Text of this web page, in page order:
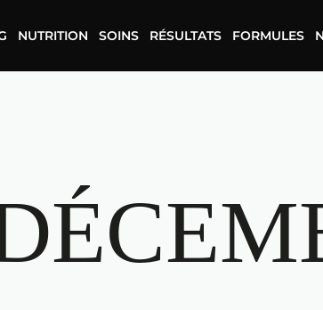
NUTRITION SOINS RÉSULTATS FORMULES